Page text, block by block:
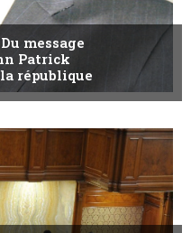
message
Patrick
république